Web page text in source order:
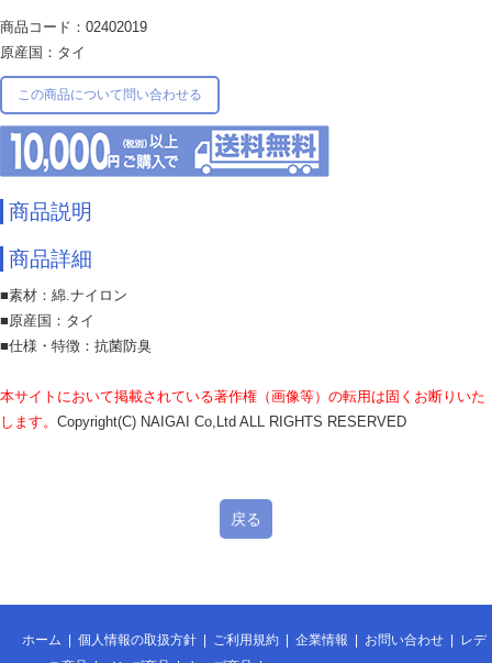
商品コード：02402019
原産国：タイ
この商品について問い合わせる
商品説明
商品詳細
■素材：綿.ナイロン
■原産国：タイ
■仕様・特徴：抗菌防臭
本サイトにおいて掲載されている著作権（画像等）の転用は固くお断りいた
します。 Copyright(C) NAIGAI Co,Ltd ALL RIGHTS RESERVED
戻る
ホーム 個人情報の取扱方針 ご利用規約 企業情報 お問い合わせ
レデ